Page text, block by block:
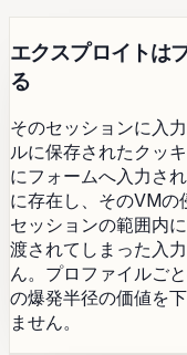
エクスプロイトは
る
そのセッションに入
ルに保存されたクッ
にフォームへ入力さ
に存在し、そのVMの
セッションの範囲内
渡されてしまった入
ん。プロファイルご
の爆発半径の価値を
ません。